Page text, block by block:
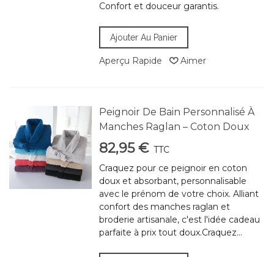
Confort et douceur garantis.
Ajouter Au Panier
Aperçu Rapide Aimer
Peignoir De Bain Personnalisé À
Manches Raglan – Coton Doux
82,95 € TTC
Craquez pour ce peignoir en coton
doux et absorbant, personnalisable
avec le prénom de votre choix. Alliant
confort des manches raglan et
broderie artisanale, c'est l'idée cadeau
parfaite à prix tout doux.Craquez...